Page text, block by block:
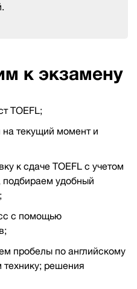
к экзамену
TOEFL;
текущий момент и
к сдаче TOEFL с учетом
удобный
с помощью
пробелы по английскому
решения